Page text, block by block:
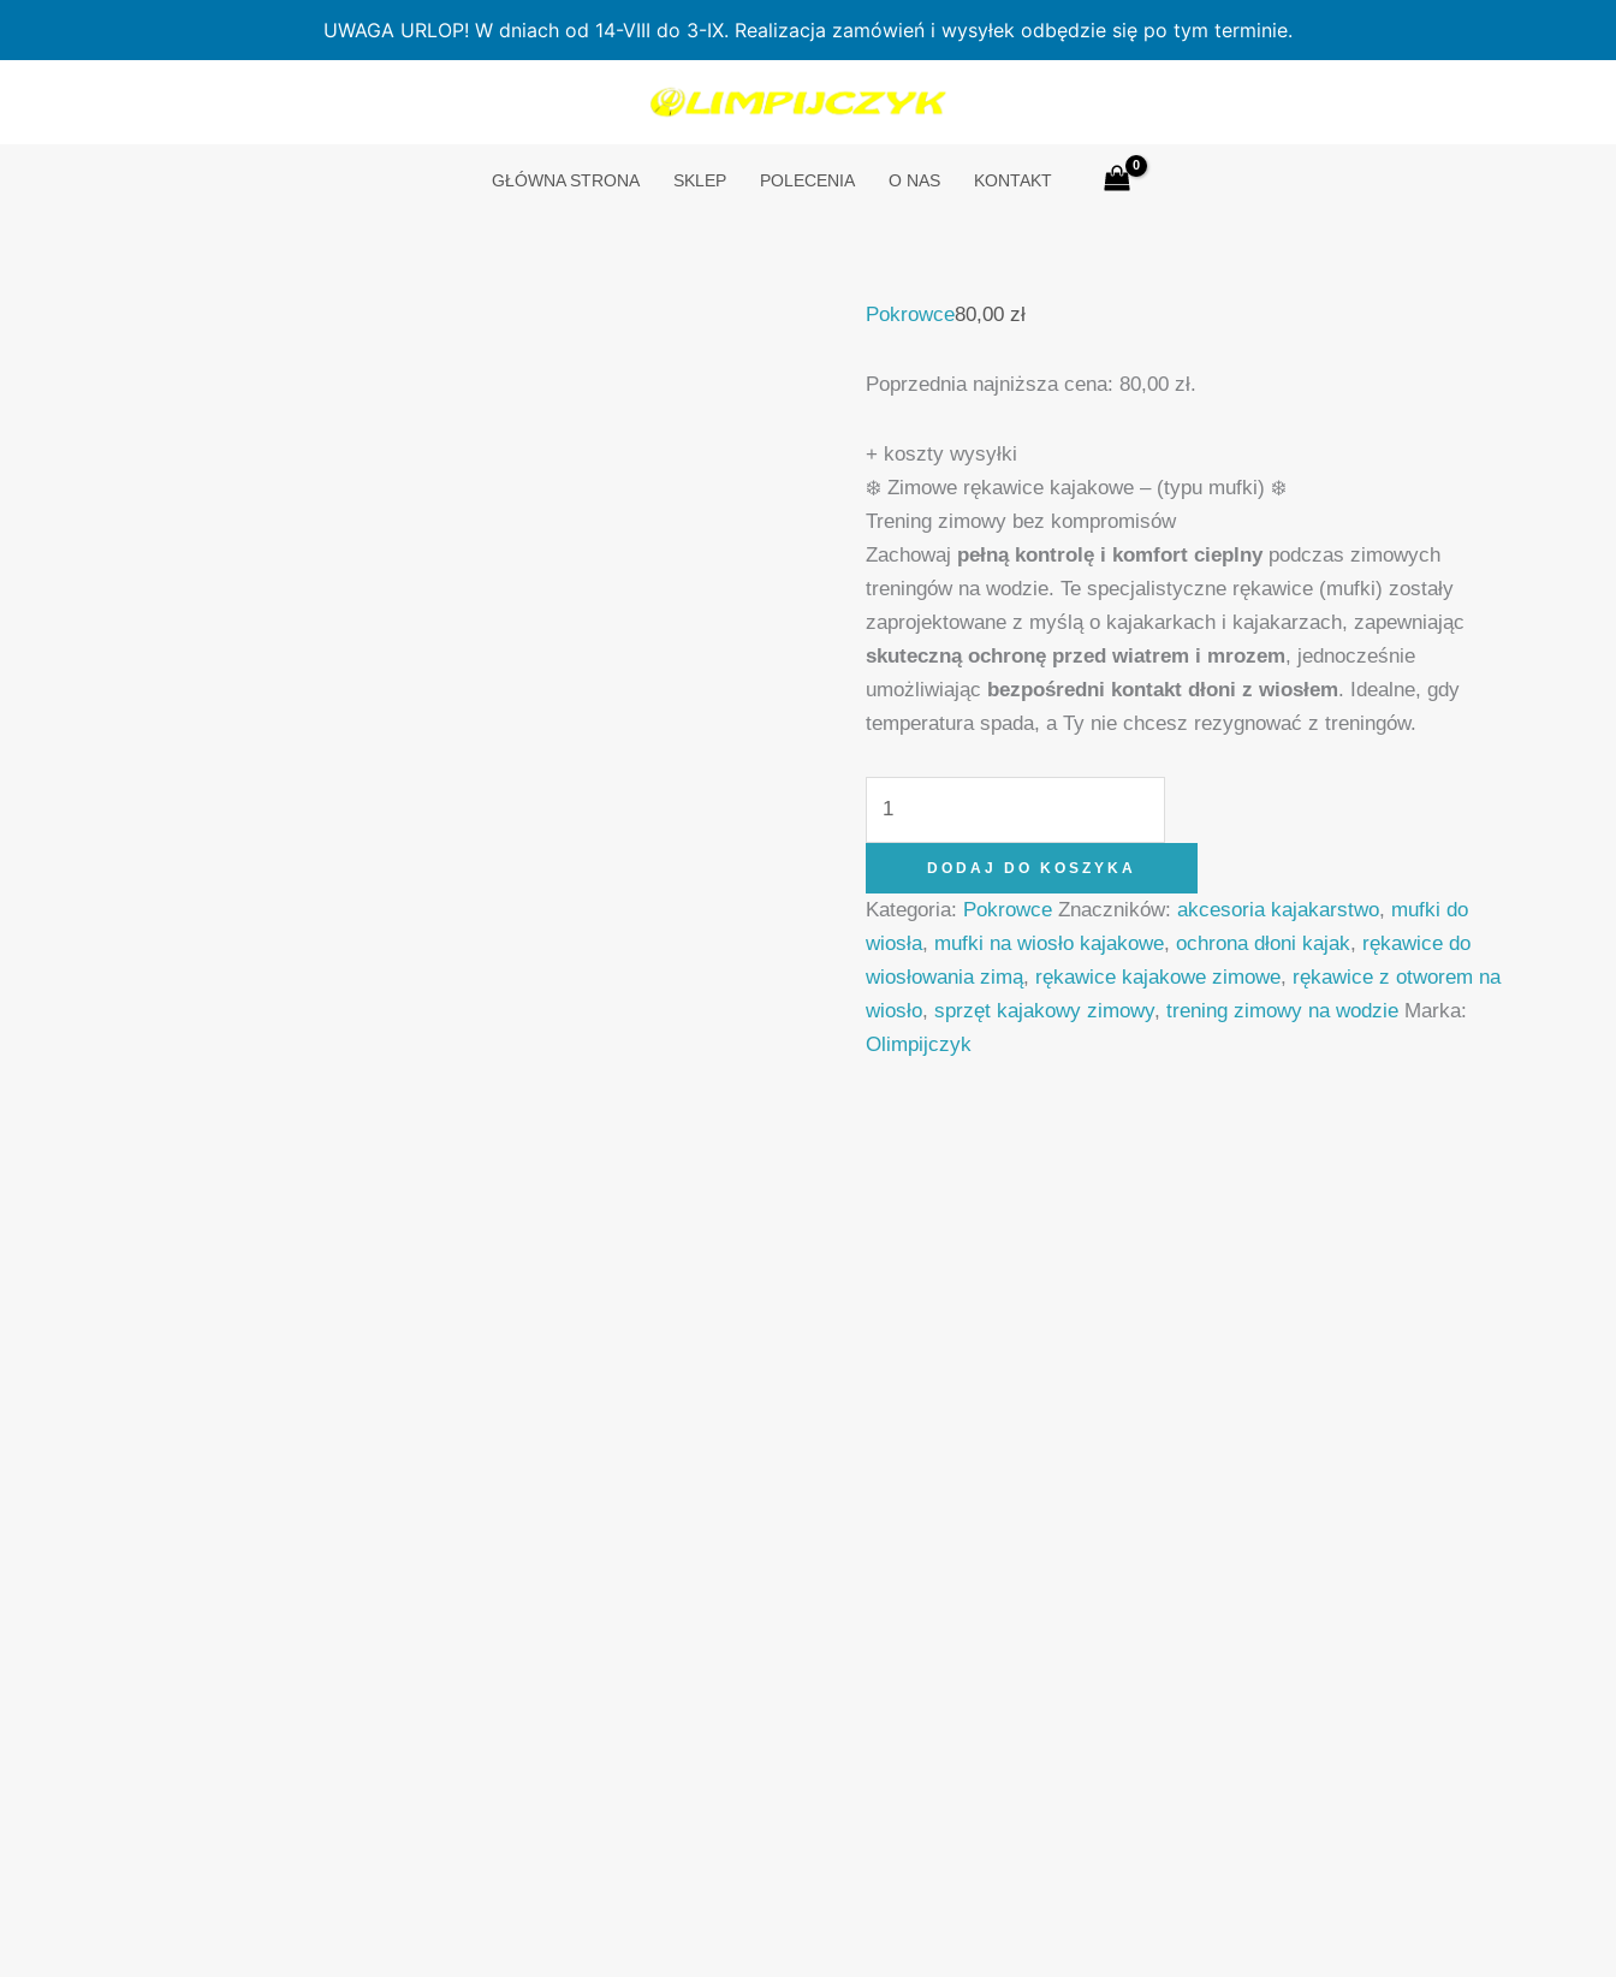
UWAGA URLOP! W dniach od 14-VIII do 3-IX. Realizacja zamówień i wysyłek odbędzie się po tym terminie.
GŁÓWNA STRONA SKLEP POLECENIA O NAS KONTAKT
Pokrowce80,00 zł
Poprzednia najniższa cena: 80,00 zł.
+ koszty wysyłki
❄️ Zimowe rękawice kajakowe – (typu mufki) ❄️
Trening zimowy bez kompromisów
Zachowaj pełną kontrolę i komfort cieplny podczas zimowych
treningów na wodzie. Te specjalistyczne rękawice (mufki) zostały
zaprojektowane z myślą o kajakarkach i kajakarzach, zapewniając
skuteczną ochronę przed wiatrem i mrozem, jednocześnie
umożliwiając bezpośredni kontakt dłoni z wiosłem. Idealne, gdy
temperatura spada, a Ty nie chcesz rezygnować z treningów.
Zimowe
kajakowe
Olimpijczyk
DODAJ DO KOSZYKA
Kategoria: Pokrowce Znaczników: akcesoria kajakarstwo, mufki do
wiosła, mufki na wiosło kajakowe, ochrona dłoni kajak, rękawice do
wiosłowania zimą, rękawice kajakowe zimowe, rękawice z otworem na
wiosło, sprzęt kajakowy zimowy, trening zimowy na wodzie Marka:
Olimpijczyk